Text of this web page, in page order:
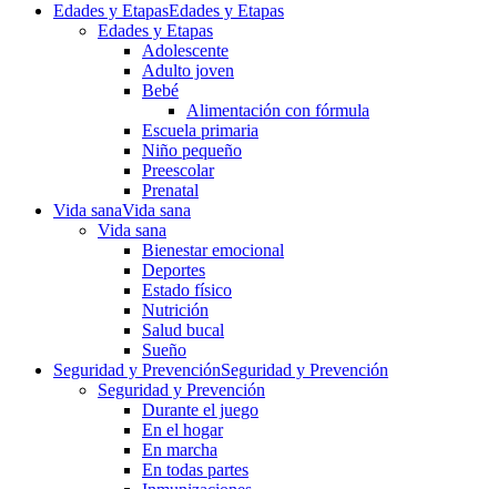
Edades y EtapasEdades y Etapas
Edades y Etapas
Adolescente
Adulto joven
Bebé
Alimentación con fórmula
Escuela primaria
Niño pequeño
Preescolar
Prenatal
Vida sanaVida sana
Vida sana
Bienestar emocional
Deportes
Estado físico
Nutrición
Salud bucal
Sueño
Seguridad y PrevenciónSeguridad y Prevención
Seguridad y Prevención
Durante el juego
En el hogar
En marcha
En todas partes